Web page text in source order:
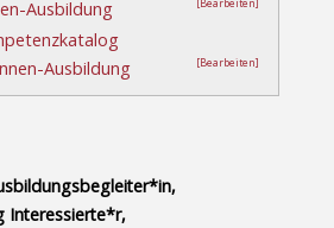
Ausbildung
[Bearbeiten]
Ausbildung
[Bearbeiten]
Interessierte*r,